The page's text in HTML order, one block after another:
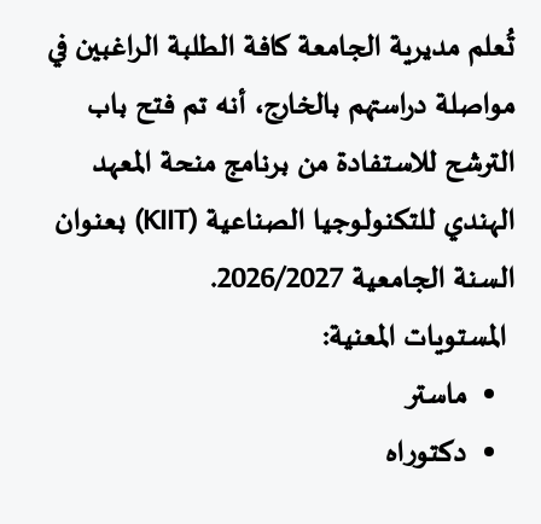
تُعلم مديرية الجامعة كافة الطلبة الراغبين في
مواصلة دراستهم بالخارج، أنه تم فتح باب
الترشح للاستفادة منبرنامج منحة المعهد
الهندي للتكنولوجيا الصناعية (KIIT)
بعنوان
السنة الجامعية2026/2027
.
المستويات المعنية:
ماستر
دكتوراه